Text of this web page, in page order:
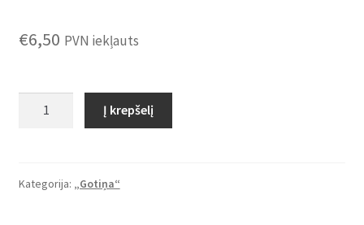
€6,50 PVN iekļauts
su
Į krepšelį
Kategorija: „Gotiņa“